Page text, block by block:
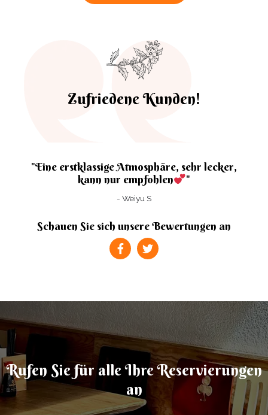
Zufriedene Kunden!
"Eine erstklassige Atmosphäre, sehr lecker,
kann nur empfohlen
"
- Weiyu S
Schauen Sie sich unsere Bewertungen an
F
a
c
o
f
T
w
i
r
Rufen Sie für alle Ihre Reservierungen
an